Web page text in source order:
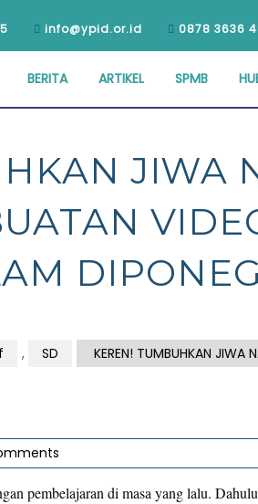
info@ypid.or.id 0878 3636
BERITA ARTIKEL SPMB
JIWA
, SD
KEREN! TUMBUHKAN JIWA
pembelajaran di masa yang lalu.